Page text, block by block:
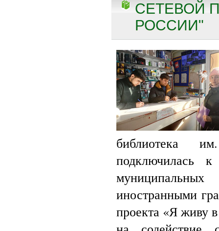
СЕТЕВОЙ
РОССИИ"
библиотека
подключилась к
иностранными
проекта «Я живу